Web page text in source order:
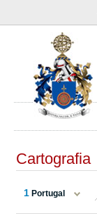
Cartografia
1 Portugal